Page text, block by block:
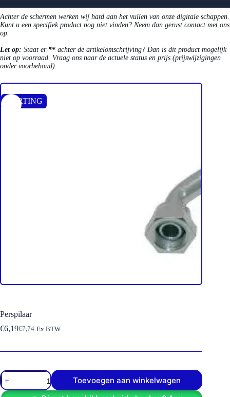
Achter de schermen werken wij hard aan het vullen van onze digitale schappen.
Kunt u een specifiek product nog niet vinden? Neem dan gerust contact met ons
op.
Let op: Staat er ** achter de artikelomschrijving? Dan is dit product mogelijk
niet op voorraad. Vraag ons naar de actuele status en prijs (prijswijzigingen
onder voorbehoud).
KORTING
Perspilaar
€7,74
Oorspronkelijke
was:
€6,19Huidige
is:
Ex BTW
Perspilaar
aantal
Toevoegen aan winkelwagen